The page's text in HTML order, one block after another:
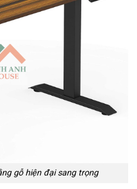
gỗ hiện đại sang trọng